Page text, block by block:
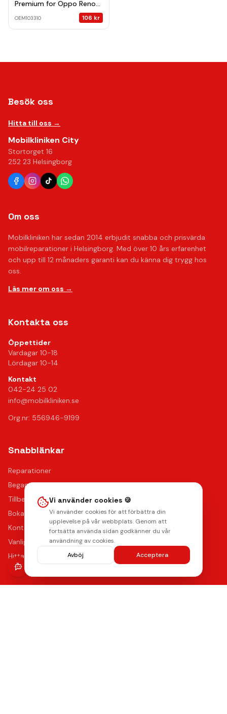
Premium for Oppo Reno
14 5G (Global) / 14FS 5G
(Global) black frame
OEM103310 106 kr
Besök oss
Hitta till oss →
Mobilkliniken City
Stortorget 16
252 23 Helsingborg
Om oss
Mobilkliniken har sedan 2014 erbjudit snabba och prisvärda
mobilreparationer i Helsingborg. Med över 10 års erfarenhet
och upp till 12 månaders garanti kan du känna dig trygg hos
oss.
Läs mer om oss →
Kontakta oss
Öppettider
Vardagar 10-18
Lördagar 10-14
Kontakt
042-24 25 02
info@mobilkliniken.se
Org.nr: 556946-9199
Snabblänkar
Reparationer
Begagnade mobiler
Tillbehör
Boka reparation
Kontakta oss
Vanliga frågor
Hitta oss
Kvalitet & Garanti
Vi använder cookies 🍪
Vi använder cookies för att förbättra din
upplevelse på vår webbplats. Genom att
fortsätta använda sidan godkänner du vår
användning av cookies.
Avböj
Acceptera